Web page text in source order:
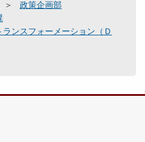
政策企画部
ンスフォーメーション（Ｄ